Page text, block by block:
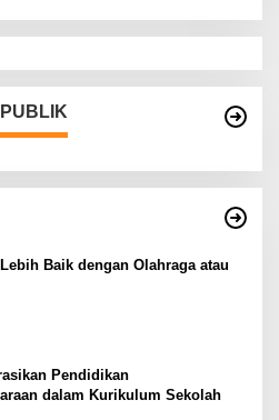
Baik dengan Olahraga atau
Pendidikan
dalam Kurikulum Sekolah